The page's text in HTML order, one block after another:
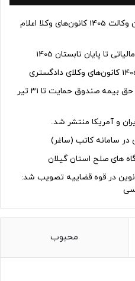
زمان قطعی و رسمی برگزاری آزمون وکالت 1405 کانون‌های وکلا اعلام
تا پایان تابستان 1405
خبر مهم برای وکلا: مهلت پرداخت حق بیمه صندوق حمایت تا ۳۱ تیر
و آمریکا منتشر شد.
در سامانه کاتب (ساغر)
های صلح استان گیلان
نوین در قوه قضاییه تصویب شد:
محبوب